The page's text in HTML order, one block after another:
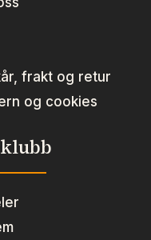
frakt og retur
og cookies